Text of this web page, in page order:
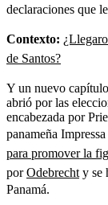
declaraciones que
Contexto:
de Santos?
Y un nuevo
abrió por las
encabezada por
panameña
para promover la
porOdebrecht y se
Panamá.